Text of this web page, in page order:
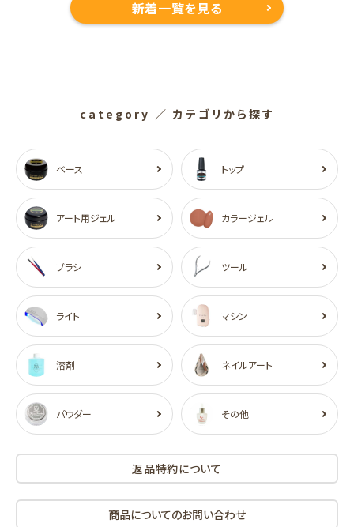
新着一覧を見る
category ／ カテゴリから探す
ベース トップ
アート用ジェル カラージェル
ブラシ ツール
ライト マシン
溶剤 ネイルアート
パウダー その他
返品特約について
商品についてのお問い合わせ